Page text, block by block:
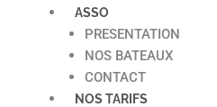
ASSO
PRESENTATION
NOS BATEAUX
CONTACT
NOS TARIFS